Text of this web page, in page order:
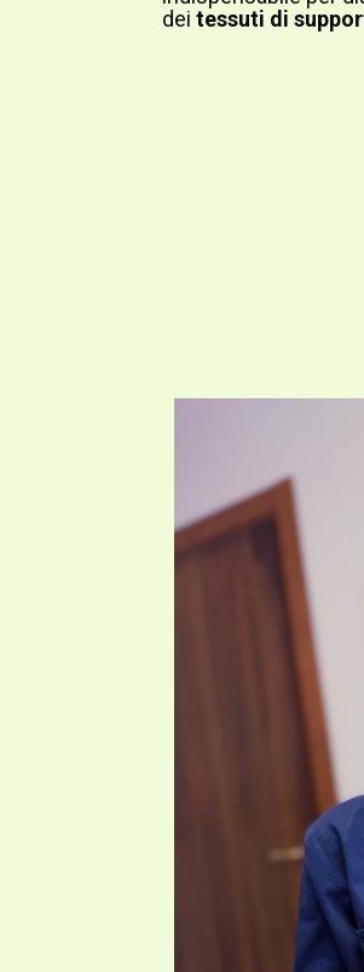
dei tessuti di